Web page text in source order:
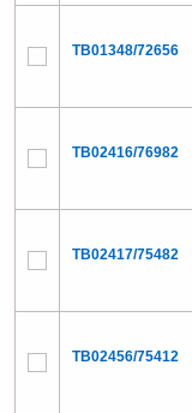
TB01348/72656
TB02416/76982
TB02417/75482
TB02456/75412